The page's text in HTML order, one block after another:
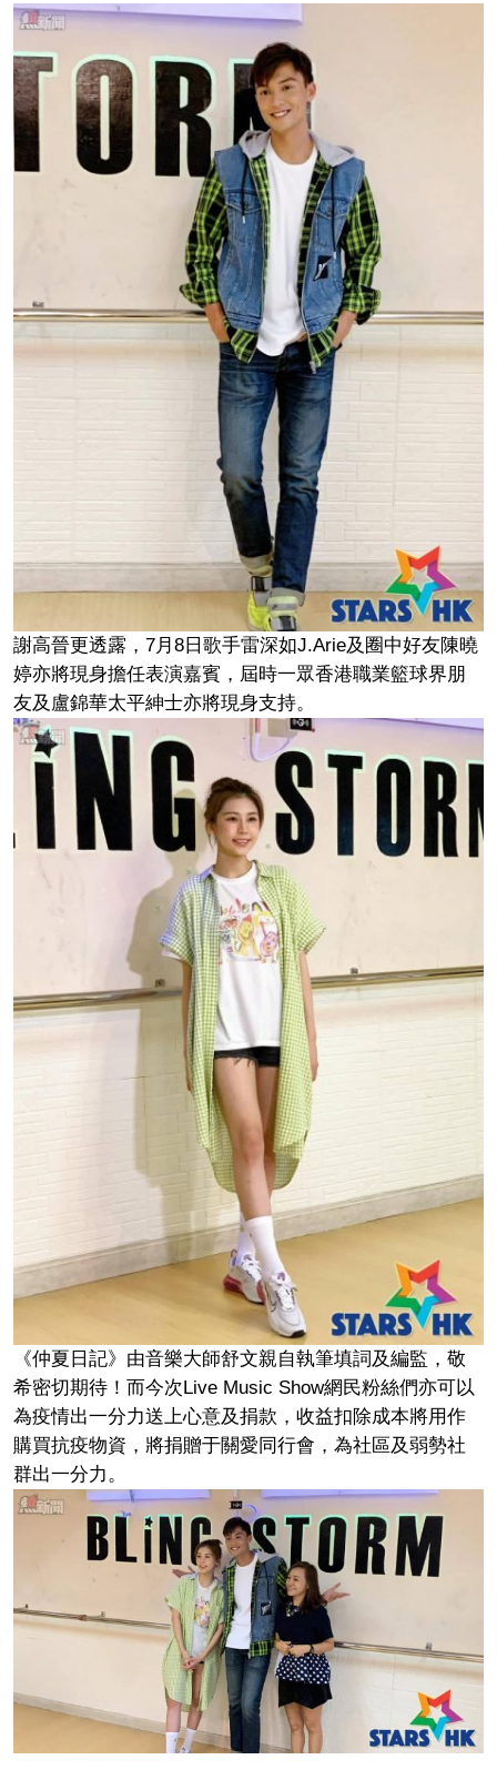
謝高晉更透露，7月8日歌手雷深如J.Arie及圈中好友陳曉
婷亦將現身擔任表演嘉賓，屆時一眾香港職業籃球界朋
友及盧錦華太平紳士亦將現身支持。
《仲夏日記》由音樂大師舒文親自執筆填詞及編監，敬
希密切期待！而今次Live Music Show網民粉絲們亦可以
為疫情出一分力送上心意及捐款，收益扣除成本將用作
購買抗疫物資，將捐贈于關愛同行會，為社區及弱勢社
群出一分力。